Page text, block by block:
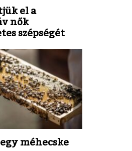
el a
nők
szépségét
méhecske